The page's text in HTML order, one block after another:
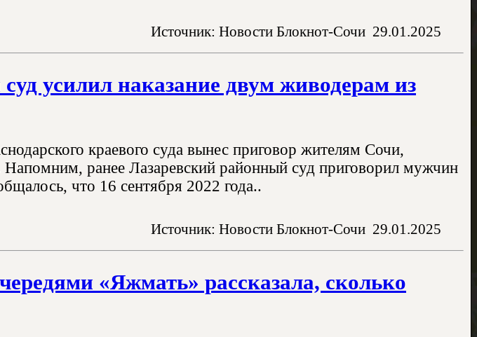
Источник: Новости Блокнот-Сочи 29.01.2025
усилил наказание двум живодерам из
краевого суда вынес приговор жителям Сочи,
Напомним, ранее Лазаревский районный суд приговорил мужчин
что 16 сентября 2022 года..
Источник: Новости Блокнот-Сочи 29.01.2025
«Яжмать» рассказала, сколько